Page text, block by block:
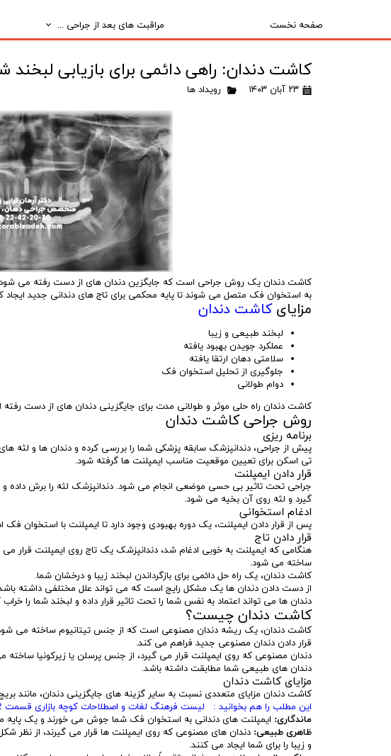
صفحه نخست مراقبت های بعد از جراحی ...
کاشت دندان: راهی دائمی برای بازیابی لبخند
۲۳ آبان ۱۴۰۳ رویداد ها
کاشت دندان یک روش جراحی است که جایگزین دندان های از دست رفته می شود.
به استخوان فک متصل می شوند تا پایه محکمی برای تاج های دندانی جدید ایجاد
مزایایکاشت دندان
لبخند طبیعی و زیبا
عملکرد جویدن بهبود یافته
سلامتی دهان ارتقا یافته
جلوگیری از تحلیل استخوان فک
دوام طولانی
کاشت دندان راه حلی موثر و طولانی مدت برای جایگزینی دندان های از دست
روش جراحی کاشت دندان
برنامه ریزی
پیش از جراحی، دندانپزشک سابقه پزشکی شما را بررسی کرده و دندان ها و
تی اسکن برای تعیین موقعیت مناسب ایمپلنت ها گرفته شود.
قرار دادن ایمپلنت
جراحی تحت تاثیر بی حسی موضعی انجام می شود. دندانپزشک لثه را برش داده
گیرد و لثه روی آن بخیه می شود.
ادغام استخوانی
پس از قرار دادن ایمپلنت، یک دوره بهبودی وجود دارد تا ایمپلنت با استخوان
قرار دادن تاج
هنگامی که ایمپلنت به خوبی ادغام شد، دندانپزشک یک تاج روی ایمپلنت
ساخته می شود.
کاشت دندان، یک راه حل دائمی برای بازگرداندن لبخند زیبا و درخشان شما.
از دست دادن دندان ها یک مشکل رایج است که می تواند علل مختلفی داشته
دندان ها می تواند اعتماد به نفس شما را تحت تاثیر قرار داده و لبخند شما را خراب
کاشت دندان چیست؟
کاشت دندان، یک ریشه دندان مصنوعی است که از جنس تیتانیوم ساخته می
قرار دادن دندان مصنوعی جدید فراهم می کند.
دندان مصنوعی که روی ایمپلنت قرار می گیرد، از جنس پرسلن یا زیرکونیا
دندان های طبیعی شما مطابقت داشته باشد.
مزایای کاشت دندان
کاشت دندان مزایای متعددی نسبت به سایر گزینه های جایگزینی دندان، مانند
این مطلب را هم بخوانید : لیست فرهنگ لغات و اصطلاحات کوچه بازاری قسمت 222
ماندگاری: ایمپلنت های دندانی به استخوان فک شما جوش می خورند و یک پایه
ظاهری طبیعی: دندان های مصنوعی که روی ایمپلنت ها قرار می گیرند، از نظر
و زیبا را برای شما ایجاد می کنند.